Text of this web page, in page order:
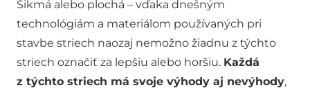
Šikmá alebo plochá – vďaka dnešným
technológiám a materiálom používaných pri
stavbe striech naozaj nemožno žiadnu z týchto
striech označiť za lepšiu alebo horšiu. Každá
z týchto striech má svoje výhody aj nevýhody,